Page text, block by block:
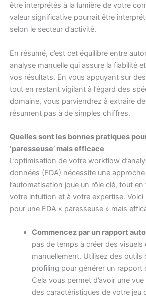
être interprétés à la lumière de votre
valeur significative pourrait être
selon le secteur d’activité.
En résumé, c’est cet équilibre entre
analyse manuelle qui assure la fiabilité
vos résultats. En vous appuyant sur
tout en restant vigilant à l’égard des
domaine, vous parviendrez à extraire
résument pas à de simples chiffres.
Quelles sont les bonnes pratiques
‘paresseuse’ mais efficace
L’optimisation de votre workflow
données (EDA) nécessite une
l’automatisation joue un rôle clé, tout
votre intuition et à votre expertise. Voici
pour une EDA « paresseuse » mais
Commencez par un rapport
pas de temps à créer des visuels
manuellement. Utilisez des outils
profiling pour générer un rapport
Cela vous permet d’avoir une
des caractéristiques de votre jeu